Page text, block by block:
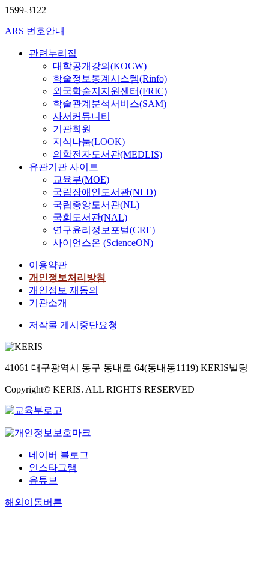
1599-3122
ARS 번호안내
관련누리집
대학공개강의(KOCW)
학술정보통계시스템(Rinfo)
외국학술지지원센터(FRIC)
학술관계분석서비스(SAM)
사서커뮤니티
기관회원
지식나눔(LOOK)
의학전자도서관(MEDLIS)
유관기관 사이트
교육부(MOE)
국립장애인도서관(NLD)
국립중앙도서관(NL)
국회도서관(NAL)
연구윤리정보포털(CRE)
사이언스온 (ScienceON)
이용약관
개인정보처리방침
개인정보 재동의
기관소개
저작물 게시중단요청
41061 대구광역시 동구 동내로 64(동내동1119) KERIS빌딩
Copyright© KERIS. ALL RIGHTS RESERVED
네이버 블로그
인스타그램
유튜브
해외이동버튼